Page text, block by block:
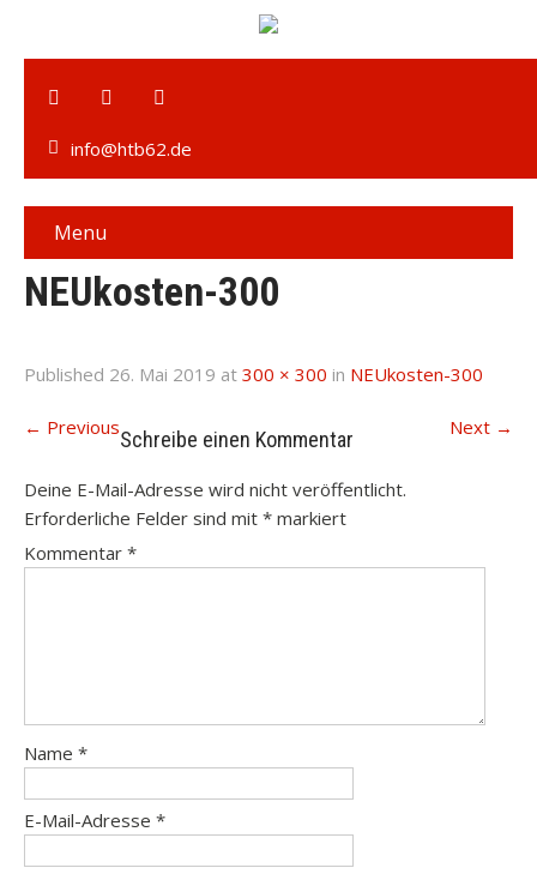
info@htb62.de
Menu
NEUkosten-300
Published 26. Mai 2019 at 300 × 300 in NEUkosten-300
← Previous Next →
Schreibe einen Kommentar
Deine E-Mail-Adresse wird nicht veröffentlicht.
Erforderliche Felder sind mit * markiert
Kommentar *
Name *
E-Mail-Adresse *